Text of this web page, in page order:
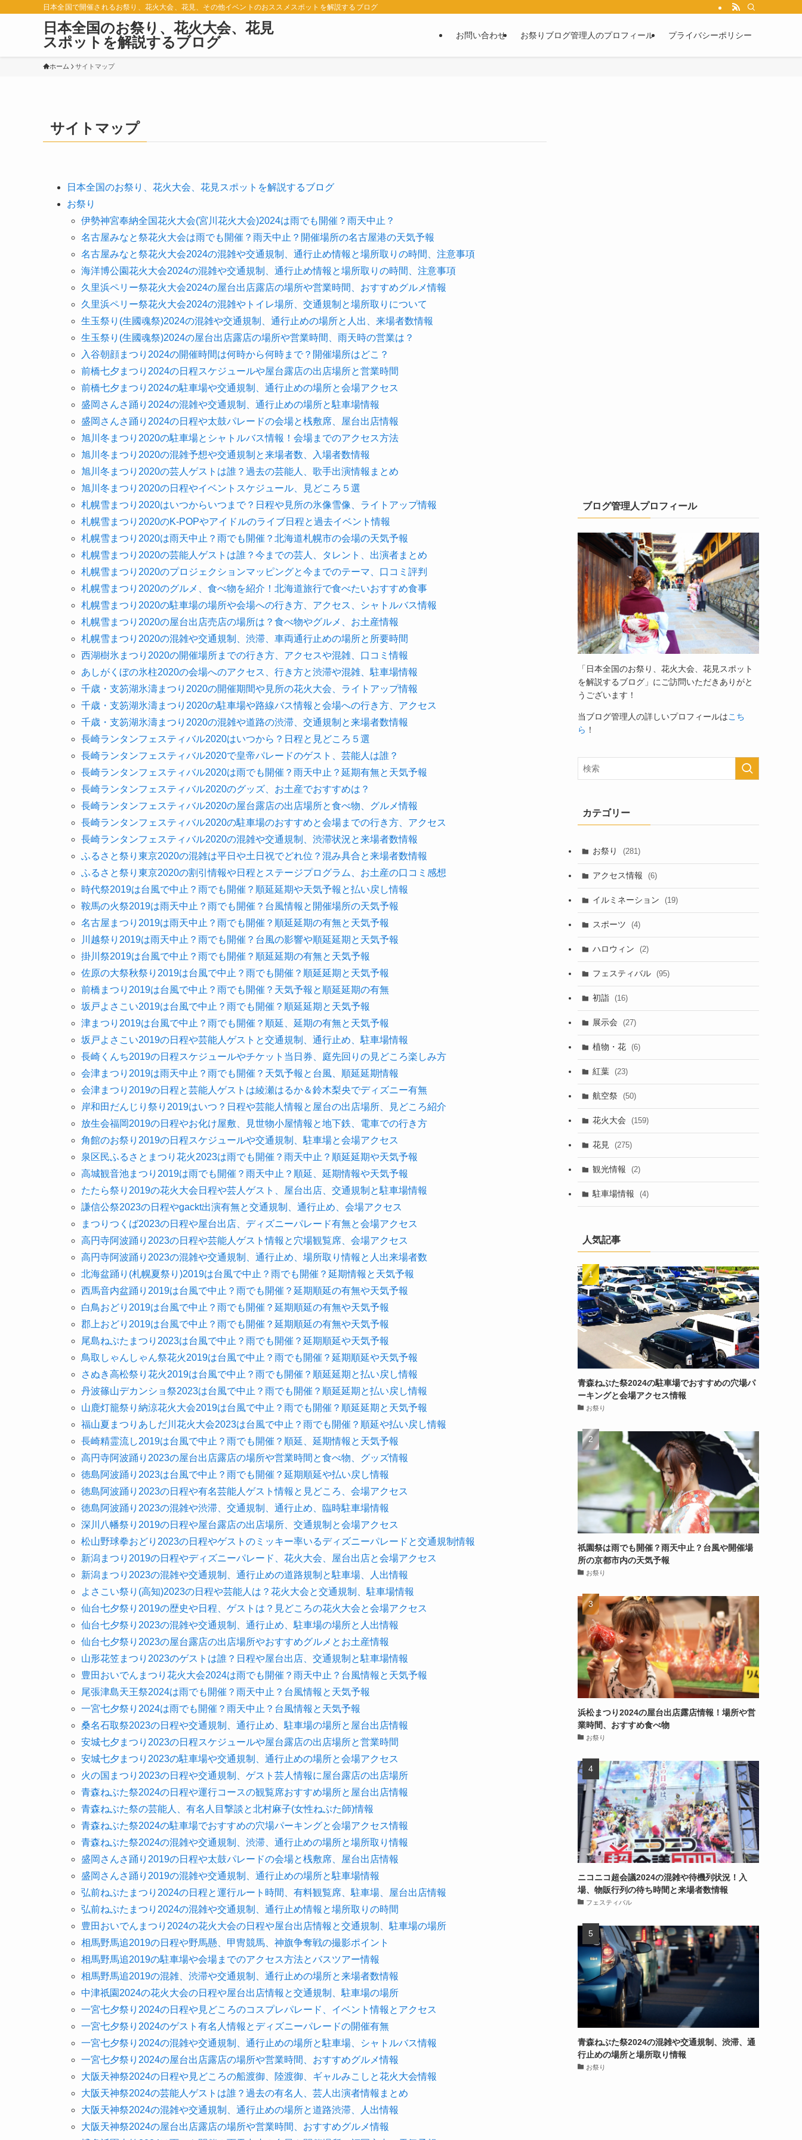
日本全国で開催されるお祭り、花火大会、花見、その他イベントのおススメスポットを解説するブログ
日本全国のお祭り、花火大会、花見
スポットを解説するブログ
お問い合わせ お祭りブログ管理人のプロフィール プライバシーポリシー
ホーム サイトマップ
サイトマップ
日本全国のお祭り、花火大会、花見スポットを解説するブログ
お祭り
伊勢神宮奉納全国花火大会(宮川花火大会)2024は雨でも開催？雨天中止？
名古屋みなと祭花火大会は雨でも開催？雨天中止？開催場所の名古屋港の天気予報
名古屋みなと祭花火大会2024の混雑や交通規制、通行止め情報と場所取りの時間、注意事項
海洋博公園花火大会2024の混雑や交通規制、通行止め情報と場所取りの時間、注意事項
久里浜ペリー祭花火大会2024の屋台出店露店の場所や営業時間、おすすめグルメ情報
久里浜ペリー祭花火大会2024の混雑やトイレ場所、交通規制と場所取りについて
生玉祭り(生國魂祭)2024の混雑や交通規制、通行止めの場所と人出、来場者数情報
生玉祭り(生國魂祭)2024の屋台出店露店の場所や営業時間、雨天時の営業は？
入谷朝顔まつり2024の開催時間は何時から何時まで？開催場所はどこ？
前橋七夕まつり2024の日程スケジュールや屋台露店の出店場所と営業時間
前橋七夕まつり2024の駐車場や交通規制、通行止めの場所と会場アクセス
盛岡さんさ踊り2024の混雑や交通規制、通行止めの場所と駐車場情報
盛岡さんさ踊り2024の日程や太鼓パレードの会場と桟敷席、屋台出店情報
旭川冬まつり2020の駐車場とシャトルバス情報！会場までのアクセス方法
旭川冬まつり2020の混雑予想や交通規制と来場者数、入場者数情報
旭川冬まつり2020の芸人ゲストは誰？過去の芸能人、歌手出演情報まとめ
旭川冬まつり2020の日程やイベントスケジュール、見どころ５選
札幌雪まつり2020はいつからいつまで？日程や見所の氷像雪像、ライトアップ情報
札幌雪まつり2020のK-POPやアイドルのライブ日程と過去イベント情報
札幌雪まつり2020は雨天中止？雨でも開催？北海道札幌市の会場の天気予報
札幌雪まつり2020の芸能人ゲストは誰？今までの芸人、タレント、出演者まとめ
札幌雪まつり2020のプロジェクションマッピングと今までのテーマ、口コミ評判
札幌雪まつり2020のグルメ、食べ物を紹介！北海道旅行で食べたいおすすめ食事
札幌雪まつり2020の駐車場の場所や会場への行き方、アクセス、シャトルバス情報
札幌雪まつり2020の屋台出店売店の場所は？食べ物やグルメ、お土産情報
札幌雪まつり2020の混雑や交通規制、渋滞、車両通行止めの場所と所要時間
西湖樹氷まつり2020の開催場所までの行き方、アクセスや混雑、口コミ情報
あしがくぼの氷柱2020の会場へのアクセス、行き方と渋滞や混雑、駐車場情報
千歳・支笏湖氷濤まつり2020の開催期間や見所の花火大会、ライトアップ情報
千歳・支笏湖氷濤まつり2020の駐車場や路線バス情報と会場への行き方、アクセス
千歳・支笏湖氷濤まつり2020の混雑や道路の渋滞、交通規制と来場者数情報
長崎ランタンフェスティバル2020はいつから？日程と見どころ５選
長崎ランタンフェスティバル2020で皇帝パレードのゲスト、芸能人は誰？
長崎ランタンフェスティバル2020は雨でも開催？雨天中止？延期有無と天気予報
長崎ランタンフェスティバル2020のグッズ、お土産でおすすめは？
長崎ランタンフェスティバル2020の屋台露店の出店場所と食べ物、グルメ情報
長崎ランタンフェスティバル2020の駐車場のおすすめと会場までの行き方、アクセス
長崎ランタンフェスティバル2020の混雑や交通規制、渋滞状況と来場者数情報
ふるさと祭り東京2020の混雑は平日や土日祝でどれ位？混み具合と来場者数情報
ふるさと祭り東京2020の割引情報や日程とステージプログラム、お土産の口コミ感想
時代祭2019は台風で中止？雨でも開催？順延延期や天気予報と払い戻し情報
鞍馬の火祭2019は雨天中止？雨でも開催？台風情報と開催場所の天気予報
名古屋まつり2019は雨天中止？雨でも開催？順延延期の有無と天気予報
川越祭り2019は雨天中止？雨でも開催？台風の影響や順延延期と天気予報
掛川祭2019は台風で中止？雨でも開催？順延延期の有無と天気予報
佐原の大祭秋祭り2019は台風で中止？雨でも開催？順延延期と天気予報
前橋まつり2019は台風で中止？雨でも開催？天気予報と順延延期の有無
坂戸よさこい2019は台風で中止？雨でも開催？順延延期と天気予報
津まつり2019は台風で中止？雨でも開催？順延、延期の有無と天気予報
坂戸よさこい2019の日程や芸能人ゲストと交通規制、通行止め、駐車場情報
長崎くんち2019の日程スケジュールやチケット当日券、庭先回りの見どころ楽しみ方
会津まつり2019は雨天中止？雨でも開催？天気予報と台風、順延延期情報
会津まつり2019の日程と芸能人ゲストは綾瀬はるか＆鈴木梨央でディズニー有無
岸和田だんじり祭り2019はいつ？日程や芸能人情報と屋台の出店場所、見どころ紹介
放生会福岡2019の日程やお化け屋敷、見世物小屋情報と地下鉄、電車での行き方
角館のお祭り2019の日程スケジュールや交通規制、駐車場と会場アクセス
泉区民ふるさとまつり花火2023は雨でも開催？雨天中止？順延延期や天気予報
高城観音池まつり2019は雨でも開催？雨天中止？順延、延期情報や天気予報
たたら祭り2019の花火大会日程や芸人ゲスト、屋台出店、交通規制と駐車場情報
謙信公祭2023の日程やgackt出演有無と交通規制、通行止め、会場アクセス
まつりつくば2023の日程や屋台出店、ディズニーパレード有無と会場アクセス
高円寺阿波踊り2023の日程や芸能人ゲスト情報と穴場観覧席、会場アクセス
高円寺阿波踊り2023の混雑や交通規制、通行止め、場所取り情報と人出来場者数
北海盆踊り(札幌夏祭り)2019は台風で中止？雨でも開催？延期情報と天気予報
西馬音内盆踊り2019は台風で中止？雨でも開催？延期順延の有無や天気予報
白鳥おどり2019は台風で中止？雨でも開催？延期順延の有無や天気予報
郡上おどり2019は台風で中止？雨でも開催？延期順延の有無や天気予報
尾島ねぷたまつり2023は台風で中止？雨でも開催？延期順延や天気予報
鳥取しゃんしゃん祭花火2019は台風で中止？雨でも開催？延期順延や天気予報
さぬき高松祭り花火2019は台風で中止？雨でも開催？順延延期と払い戻し情報
丹波篠山デカンショ祭2023は台風で中止？雨でも開催？順延延期と払い戻し情報
山鹿灯籠祭り納涼花火大会2019は台風で中止？雨でも開催？順延延期と天気予報
福山夏まつりあしだ川花火大会2023は台風で中止？雨でも開催？順延や払い戻し情報
長崎精霊流し2019は台風で中止？雨でも開催？順延、延期情報と天気予報
高円寺阿波踊り2023の屋台出店露店の場所や営業時間と食べ物、グッズ情報
徳島阿波踊り2023は台風で中止？雨でも開催？延期順延や払い戻し情報
徳島阿波踊り2023の日程や有名芸能人ゲスト情報と見どころ、会場アクセス
徳島阿波踊り2023の混雑や渋滞、交通規制、通行止め、臨時駐車場情報
深川八幡祭り2019の日程や屋台露店の出店場所、交通規制と会場アクセス
松山野球拳おどり2023の日程やゲストのミッキー率いるディズニーパレードと交通規制情報
新潟まつり2019の日程やディズニーパレード、花火大会、屋台出店と会場アクセス
新潟まつり2023の混雑や交通規制、通行止めの道路規制と駐車場、人出情報
よさこい祭り(高知)2023の日程や芸能人は？花火大会と交通規制、駐車場情報
仙台七夕祭り2019の歴史や日程、ゲストは？見どころの花火大会と会場アクセス
仙台七夕祭り2023の混雑や交通規制、通行止め、駐車場の場所と人出情報
仙台七夕祭り2023の屋台露店の出店場所やおすすめグルメとお土産情報
山形花笠まつり2023のゲストは誰？日程や屋台出店、交通規制と駐車場情報
豊田おいでんまつり花火大会2024は雨でも開催？雨天中止？台風情報と天気予報
尾張津島天王祭2024は雨でも開催？雨天中止？台風情報と天気予報
一宮七夕祭り2024は雨でも開催？雨天中止？台風情報と天気予報
桑名石取祭2023の日程や交通規制、通行止め、駐車場の場所と屋台出店情報
安城七夕まつり2023の日程スケジュールや屋台露店の出店場所と営業時間
安城七夕まつり2023の駐車場や交通規制、通行止めの場所と会場アクセス
火の国まつり2023の日程や交通規制、ゲスト芸人情報に屋台露店の出店場所
青森ねぶた祭2024の日程や運行コースの観覧席おすすめ場所と屋台出店情報
青森ねぶた祭の芸能人、有名人目撃談と北村麻子(女性ねぶた師)情報
青森ねぶた祭2024の駐車場でおすすめの穴場パーキングと会場アクセス情報
青森ねぶた祭2024の混雑や交通規制、渋滞、通行止めの場所と場所取り情報
盛岡さんさ踊り2019の日程や太鼓パレードの会場と桟敷席、屋台出店情報
盛岡さんさ踊り2019の混雑や交通規制、通行止めの場所と駐車場情報
弘前ねぷたまつり2024の日程と運行ルート時間、有料観覧席、駐車場、屋台出店情報
弘前ねぷたまつり2024の混雑や交通規制、通行止め情報と場所取りの時間
豊田おいでんまつり2024の花火大会の日程や屋台出店情報と交通規制、駐車場の場所
相馬野馬追2019の日程や野馬懸、甲冑競馬、神旗争奪戦の撮影ポイント
相馬野馬追2019の駐車場や会場までのアクセス方法とバスツアー情報
相馬野馬追2019の混雑、渋滞や交通規制、通行止めの場所と来場者数情報
中津祇園2024の花火大会の日程や屋台出店情報と交通規制、駐車場の場所
一宮七夕祭り2024の日程や見どころのコスプレパレード、イベント情報とアクセス
一宮七夕祭り2024のゲスト有名人情報とディズニーパレードの開催有無
一宮七夕祭り2024の混雑や交通規制、通行止めの場所と駐車場、シャトルバス情報
一宮七夕祭り2024の屋台出店露店の場所や営業時間、おすすめグルメ情報
大阪天神祭2024の日程や見どころの船渡御、陸渡御、ギャルみこしと花火大会情報
大阪天神祭2024の芸能人ゲストは誰？過去の有名人、芸人出演者情報まとめ
大阪天神祭2024の混雑や交通規制、通行止めの場所と道路渋滞、人出情報
大阪天神祭2024の屋台出店露店の場所や営業時間、おすすめグルメ情報
ブログ管理人プロフィール
「日本全国のお祭り、花火大会、花見スポット
を解説するブログ」 にご訪問いただきありがと
うございます！
当ブログ管理人の詳しいプロフィールはこち
ら ！
カテゴリー
お祭り (281)
アクセス情報 (6)
イルミネーション (19)
スポーツ (4)
ハロウィン (2)
フェスティバル (95)
初詣 (16)
展示会 (27)
植物・花 (6)
紅葉 (23)
航空祭 (50)
花火大会 (159)
花見 (275)
観光情報 (2)
駐車場情報 (4)
人気記事
青森ねぶた祭2024の駐車場でおすすめの穴場パ
ーキングと会場アクセス情報
お祭り
祇園祭は雨でも開催？雨天中止？台風や開催場
所の京都市内の天気予報
お祭り
浜松まつり2024の屋台出店露店情報！場所や営
業時間、おすすめ食べ物
お祭り
ニコニコ超会議2024の混雑や待機列状況！入
場、物販行列の待ち時間と来場者数情報
フェスティバル
青森ねぶた祭2024の混雑や交通規制、渋滞、通
行止めの場所と場所取り情報
お祭り